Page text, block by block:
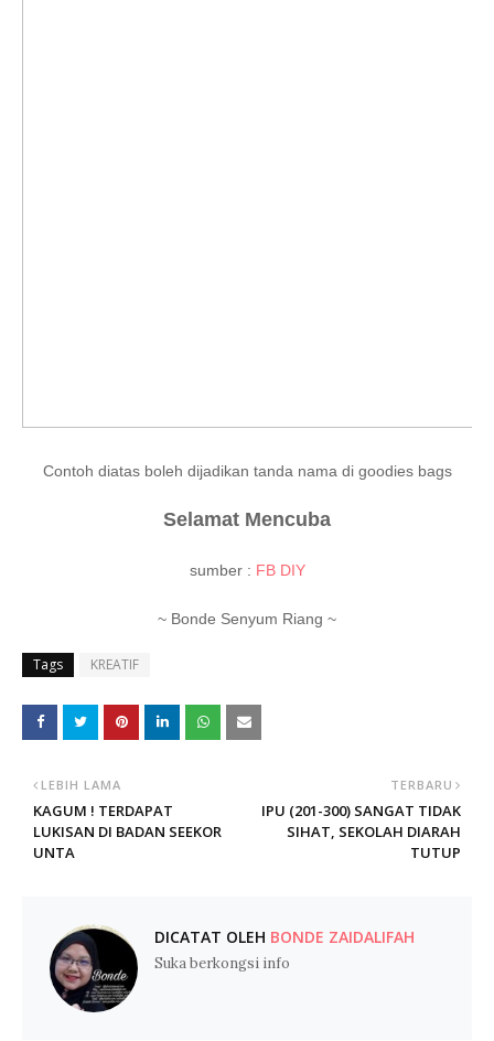
Contoh diatas boleh dijadikan tanda nama di goodies bags
Selamat Mencuba
sumber : FB DIY
~ Bonde Senyum Riang ~
Tags KREATIF
TERBARU
IPU (201-300) SANGAT TIDAK
SIHAT, SEKOLAH DIARAH
TUTUP
LEBIH LAMA
KAGUM ! TERDAPAT
LUKISAN DI BADAN SEEKOR
UNTA
DICATAT OLEH BONDE ZAIDALIFAH
Suka berkongsi info